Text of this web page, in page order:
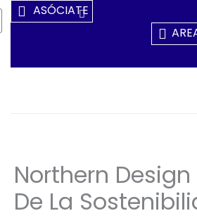
Ir
Al
ASÓCIATE
Northern Design
De La